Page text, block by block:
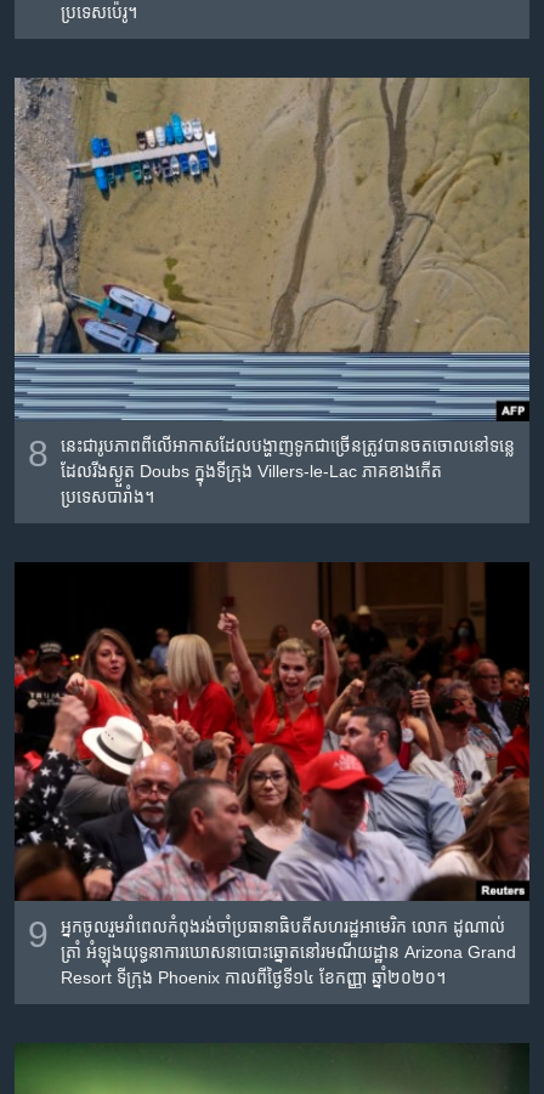
ប្រទេស​ប៉េរូ។
8
នេះ​ជារូបភាពពីលើអាកាស​ដែលបង្ហាញ​ទូក​ជាច្រើន​ត្រូវបានចតចោល​នៅ​ទន្លេ​
ដែល​រីងស្ងួត Doubs ក្នុង​ទីក្រុង Villers-le-Lac ភាគខាងកើត
ប្រទេសបារាំង។
9
អ្នកចូល​រួម​រាំ​ពេល​កំពុងរង់ចាំ​ប្រធានាធិបតី​សហរដ្ឋអាមេរិក​ លោក ដូណាល់
ត្រាំ អំឡុង​យុទ្ធនាការ​ឃោសនា​បោះឆ្នោត​នៅ​រមណីយដ្ឋាន Arizona Grand
Resort ទីក្រុង Phoenix កាលពីថ្ងៃទី១៤ ខែកញ្ញា ឆ្នាំ២០២០។